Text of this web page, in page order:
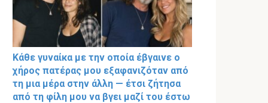
Κάθε γυναίκα με την οποία έβγαινε ο
χήρος πατέρας μου εξαφανιζόταν από
τη μια μέρα στην άλλη — έτσι ζήτησα
από τη φίλη μου να βγει μαζί του έστω